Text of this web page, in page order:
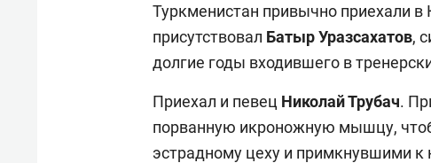
Туркменистан привычно приехали в
присутствовал Батыр Уразсахатов,
долгие годы входившего в
Приехал и певец Николай Трубач.
порванную икроножную мышцу,
эстрадному цеху и примкнувшими